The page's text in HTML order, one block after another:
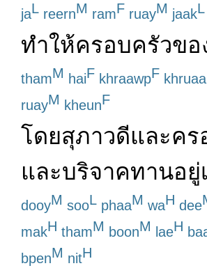
jaL reernM ramF ruayM jaakL
ทำให้ครอบครัวขอ
thamM haiF khraawpF khruaa
ruayM kheunF
โดยสุภาวดีและคร
และบริจาคทานอยู่
dooyM sooL phaaM waH dee
makH thamM boonM laeH
bpenM nitH